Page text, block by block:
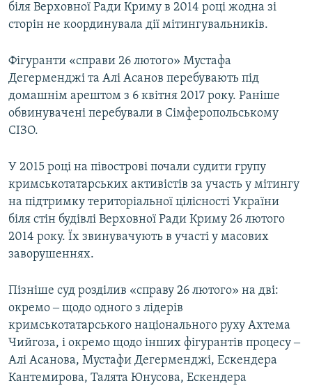
Усі сайти RFE/RL
біля Верховної Ради Криму в 2014 році жодна зі
сторін не координувала дії мітингувальників.
Фігуранти «справи 26 лютого» Мустафа
Дегерменджі та Алі Асанов перебувають під
домашнім арештом з 6 квітня 2017 року. Раніше
обвинувачені перебували в Сімферопольському
СІЗО.
У 2015 році на півострові почали судити групу
кримськотатарських активістів за участь у мітингу
на підтримку територіальної цілісності України
біля стін будівлі Верховної Ради Криму 26 лютого
2014 року. Їх звинувачують в участі у масових
заворушеннях.
Пізніше суд розділив «справу 26 лютого» на дві:
окремо ‒ щодо одного з лідерів
кримськотатарського національного руху Ахтема
Чийгоза, і окремо щодо інших фігурантів процесу ‒
Алі Асанова, Мустафи Дегерменджі, Ескендера
Кантемирова, Талята Юнусова, Ескендера